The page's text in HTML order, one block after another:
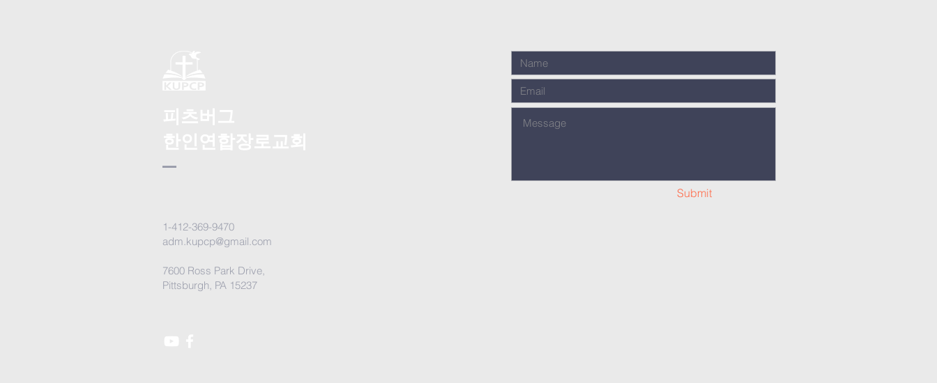
1-412-369-9470
adm.kupcp@gmail.com
7600 Ross Park Drive,
Pittsburgh, PA 15237
Submit